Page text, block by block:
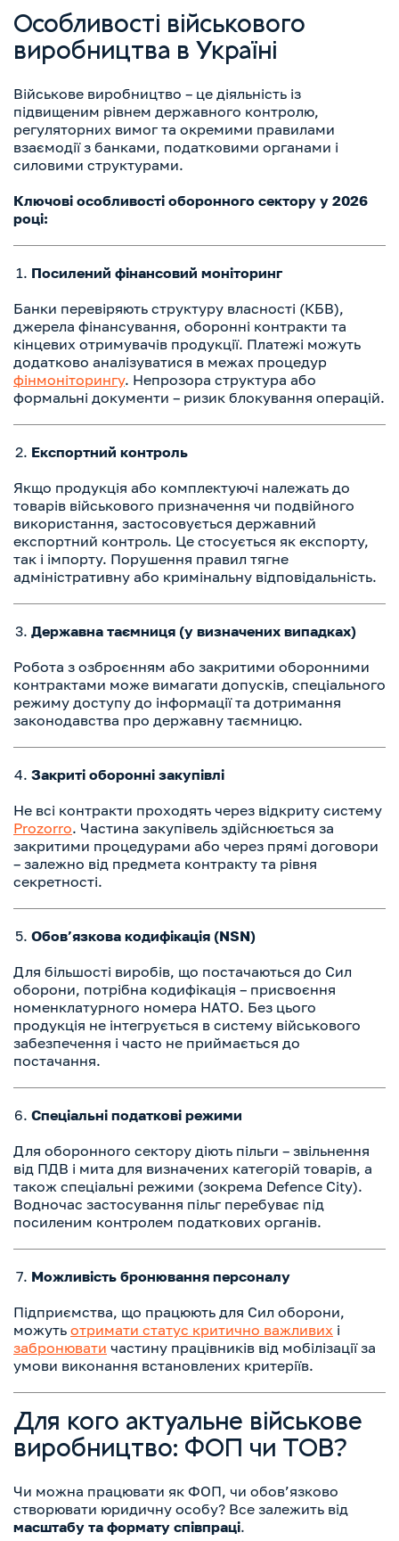
Особливості військового
виробництва в Україні
Військове виробництво – це діяльність із
підвищеним рівнем державного контролю,
регуляторних вимог та окремими правилами
взаємодії з банками, податковими органами і
силовими структурами.
Ключові особливості оборонного сектору у 2026
році:
Посилений фінансовий моніторинг
Банки перевіряють структуру власності (КБВ),
джерела фінансування, оборонні контракти та
кінцевих отримувачів продукції. Платежі можуть
додатково аналізуватися в межах процедур
фінмоніторингу. Непрозора структура або
формальні документи – ризик блокування операцій.
Експортний контроль
Якщо продукція або комплектуючі належать до
товарів військового призначення чи подвійного
використання, застосовується державний
експортний контроль. Це стосується як експорту,
так і імпорту. Порушення правил тягне
адміністративну або кримінальну відповідальність.
Державна таємниця (у визначених випадках)
Робота з озброєнням або закритими оборонними
контрактами може вимагати допусків, спеціального
режиму доступу до інформації та дотримання
законодавства про державну таємницю.
Закриті оборонні закупівлі
Не всі контракти проходять через відкриту систему
Prozorro. Частина закупівель здійснюється за
закритими процедурами або через прямі договори
– залежно від предмета контракту та рівня
секретності.
Обов’язкова кодифікація (NSN)
Для більшості виробів, що постачаються до Сил
оборони, потрібна кодифікація – присвоєння
номенклатурного номера НАТО. Без цього
продукція не інтегрується в систему військового
забезпечення і часто не приймається до
постачання.
Спеціальні податкові режими
Для оборонного сектору діють пільги – звільнення
від ПДВ і мита для визначених категорій товарів, а
також спеціальні режими (зокрема Defence City).
Водночас застосування пільг перебуває під
посиленим контролем податкових органів.
Можливість бронювання персоналу
Підприємства, що працюють для Сил оборони,
можуть отримати статус критично важливих і
забронювати частину працівників від мобілізації за
умови виконання встановлених критеріїв.
Для кого актуальне військове
виробництво: ФОП чи ТОВ?
Чи можна працювати як ФОП, чи обов’язково
створювати юридичну особу? Все залежить від
масштабу та формату співпраці.